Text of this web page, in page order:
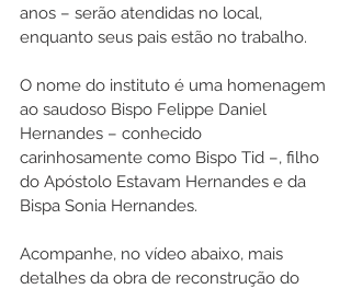
anos – serão atendidas no local,
enquanto seus pais estão no trabalho.
O nome do instituto é uma homenagem
ao saudoso Bispo Felippe Daniel
Hernandes – conhecido
carinhosamente como Bispo Tid –, filho
do Apóstolo Estavam Hernandes e da
Bispa Sonia Hernandes.
Acompanhe, no vídeo abaixo, mais
detalhes da obra de reconstrução do